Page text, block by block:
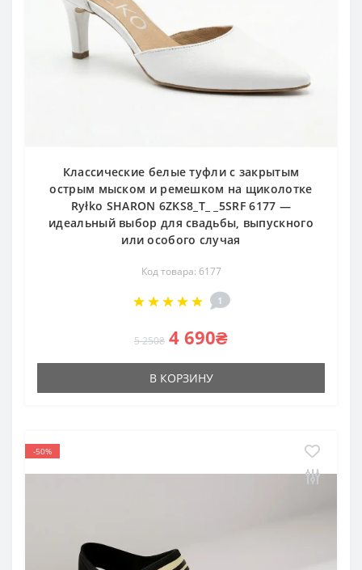
Классические белые туфли с закрытым
острым мыском и ремешком на щиколотке
Ryłko SHARON 6ZKS8_T_ _5SRF 6177 —
идеальный выбор для свадьбы, выпускного
или особого случая
Код товара: 6177
1
5 250₴ 4 690₴
В КОРЗИНУ
-50%